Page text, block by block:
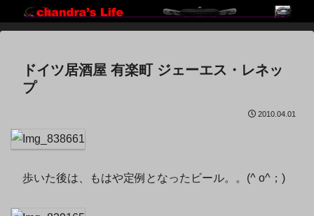
ドイツ居酒屋 有楽町 ジェーエス・レネッ
プ
2010.04.01
歩いた後は、もはや定例となったビール。。(^ o^；)ゞ